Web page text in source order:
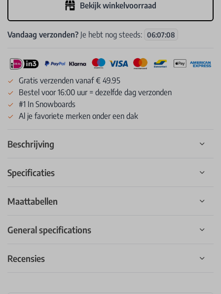
Bekijk winkelvoorraad
Vandaag verzonden? Je hebt nog steeds: 06:07:08
Gratis verzenden vanaf € 49.95
Bestel voor 16:00 uur = dezelfde dag verzonden
#1 In Snowboards
Al je favoriete merken onder een dak
Beschrijving
Specificaties
Maattabellen
General specifications
Recensies